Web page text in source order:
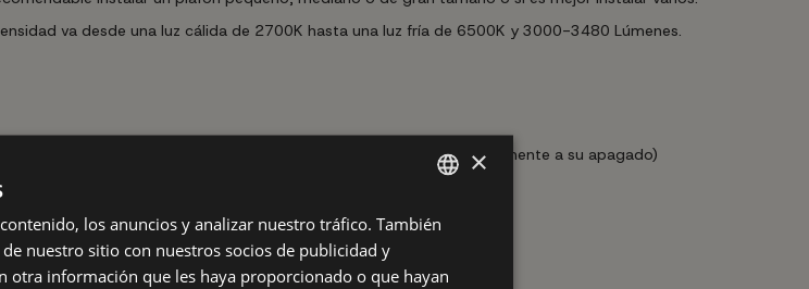
va desde una luz cálida de 2700K hasta una luz fría de 6500K y 3000-3480 Lúmenes.
a encender con la misma intensidad de luz que hubiera previamente a su apagado)
SPANISH
×
los anuncios y analizar nuestro tráfico. También
nuestro sitio con nuestros socios de publicidad y
otra información que les haya proporcionado o que hayan